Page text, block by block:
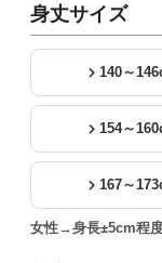
身丈サイズ
140～
154～
167～
女性→身長±5cm程